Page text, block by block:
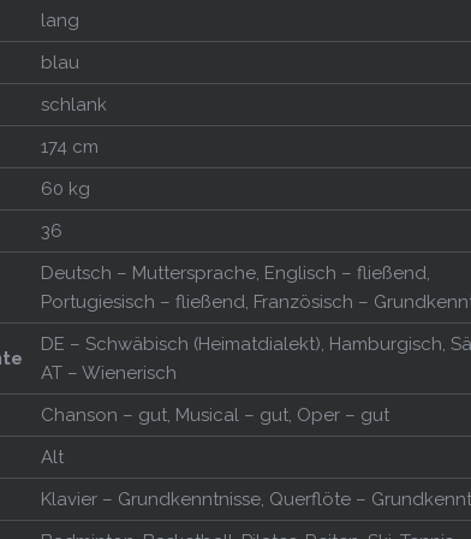
lang
blau
schlank
174 cm
60 kg
36
Deutsch – Muttersprache, Englisch – fließend,
Portugiesisch – fließend, Französisch –
DE – Schwäbisch (Heimatdialekt), Hamburgisch,
AT – Wienerisch
Chanson – gut, Musical – gut, Oper – gut
Alt
Klavier – Grundkenntnisse, Querflöte –